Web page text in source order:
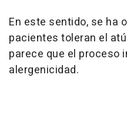
En este sentido, se ha
pacientes toleran el
parece que el proceso
alergenicidad.